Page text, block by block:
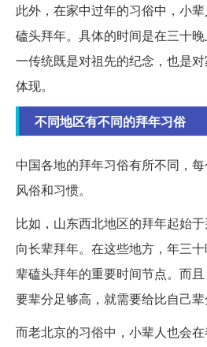
此外，在家中过年的习俗中，小
磕头拜年。具体的时间是在三十
一传统既是对祖先的纪念，也是
体现。
不同地区有不同的拜年习俗
中国各地的拜年习俗有所不同，
风俗和习惯。
比如，山东西北地区的拜年起始
向长辈拜年。在这些地方，年三
辈磕头拜年的重要时间节点。而
要辈分足够高，就需要给比自己辈
而老北京的习俗中，小辈人也会